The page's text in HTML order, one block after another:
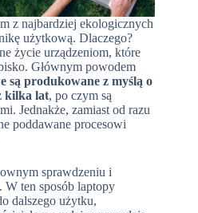
z najbardziej ekologicznych
użytkową. Dlaczego?
życie urządzeniom, które
Głównym powodem
są produkowane z myślą o
kilka lat, po czym są
Jednakże, zamiast od razu
poddawane procesowi
sprawdzeniu i
W ten sposób laptopy
dalszego użytku,